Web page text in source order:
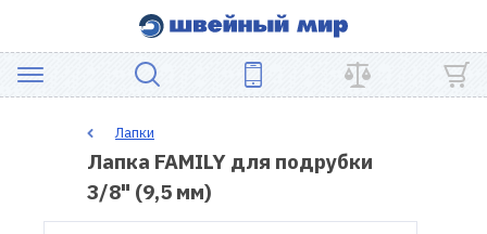
ШВЕЙНОЕ
ОБОРУДОВАНИЕ
Лапки
Лапка FAMILY для подрубки
3/8" (9,5 мм)